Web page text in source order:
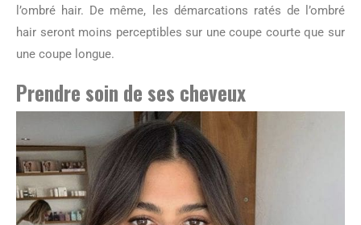
l’ombré hair. De même, les démarcations ratés de l’ombré
hair seront moins perceptibles sur une coupe courte que sur
une coupe longue.
Prendre soin de ses cheveux